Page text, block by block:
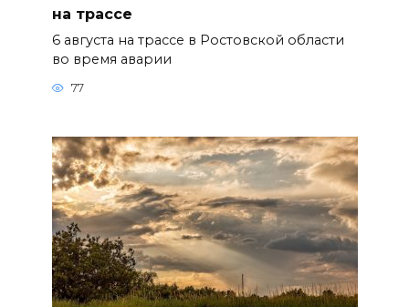
на трассе
6 августа на трассе в Ростовской области
во время аварии
77